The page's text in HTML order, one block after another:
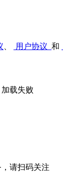
用户协议 和
加载失败
请扫码关注